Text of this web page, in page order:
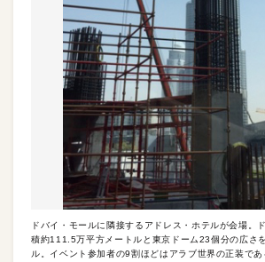
ドバイ・モールに隣接するアドレス・ホテルが会場。
積約111.5万平方メートルと東京ドーム23個分の広さ
ル。イベント参加者の9割ほどはアラブ世界の正装で